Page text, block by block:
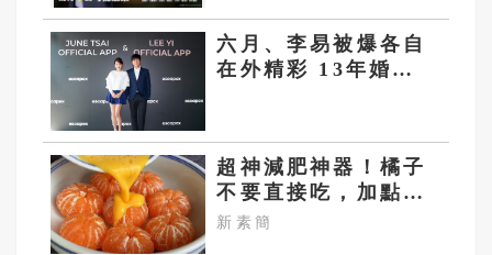
六月、李易被爆各自
在外精彩 13年婚姻
超神減肥神器！橘子
不要直接吃，加點這
個！體重天天下降
新素簡